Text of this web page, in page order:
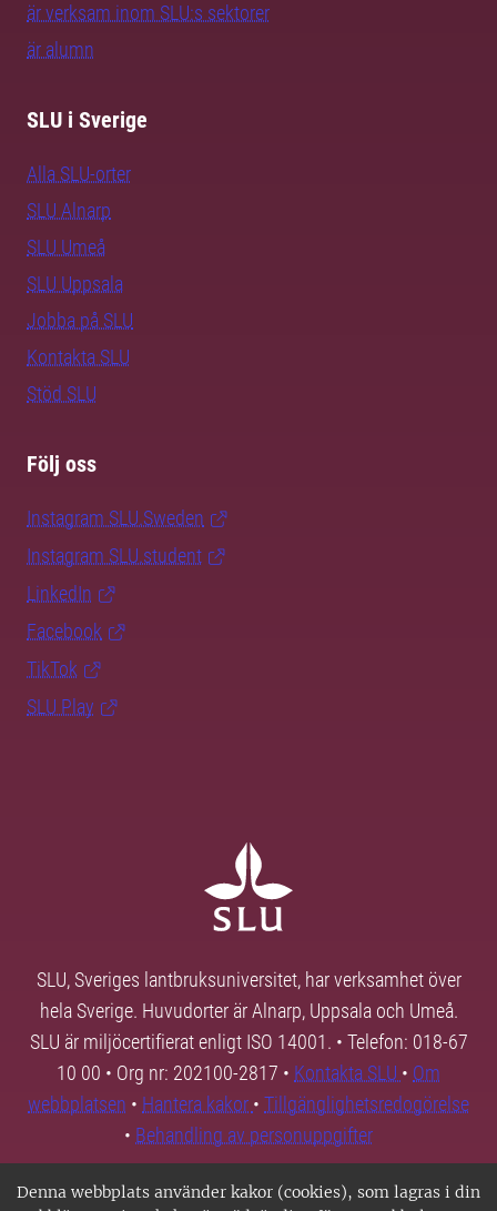
Denna webbplats använder kakor (cookies), som lagras i din
är verksam inom SLU:s sektorer
är alumn
SLU i Sverige
Alla SLU-orter
SLU Alnarp
SLU Umeå
SLU Uppsala
Jobba på SLU
Kontakta SLU
Stöd SLU
Följ oss
Instagram SLU.Sweden
Instagram SLU.student
LinkedIn
Facebook
TikTok
SLU Play
SLU, Sveriges lantbruksuniversitet, har verksamhet över
hela Sverige. Huvudorter är Alnarp, Uppsala och Umeå.
SLU är miljöcertifierat enligt ISO 14001. • Telefon: 018-67
10 00 • Org nr: 202100-2817 • Kontakta SLU • Om
webbplatsen • Hantera kakor • Tillgänglighetsredogörelse
• Behandling av personuppgifter